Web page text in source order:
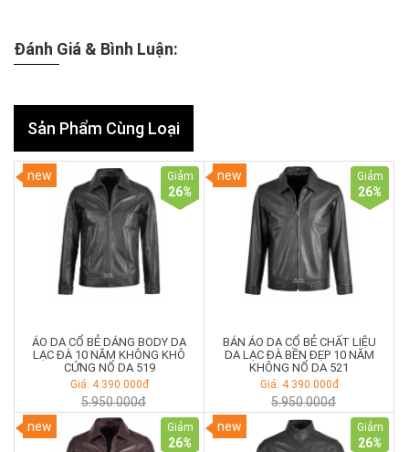
Đánh Giá & Bình Luận:
Sản Phẩm Cùng Loại
new Giảm
26%
ÁO DA CỔ BẺ DÁNG BODY DA
LẠC ĐÀ 10 NĂM KHÔNG KHÔ
CỨNG NỔ DA 519
Giá: 4.390.000đ
5.950.000đ
new Giảm
26%
BÁN ÁO DA CỔ BẺ CHẤT LIỆU
DA LẠC ĐÀ BỀN ĐẸP 10 NĂM
KHÔNG NỔ DA 521
Giá: 4.390.000đ
5.950.000đ
new
Giảm
26%
new Giảm
26%